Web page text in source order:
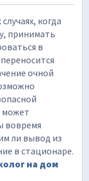
когда
принимать
в
очной
может
вовремя
ли вывод из
в стационаре.
на дом